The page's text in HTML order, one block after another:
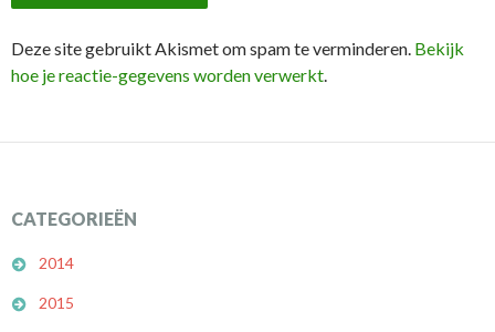
Deze site gebruikt Akismet om spam te verminderen. Bekijk
hoe je reactie-gegevens worden verwerkt.
CATEGORIEËN
2014
2015